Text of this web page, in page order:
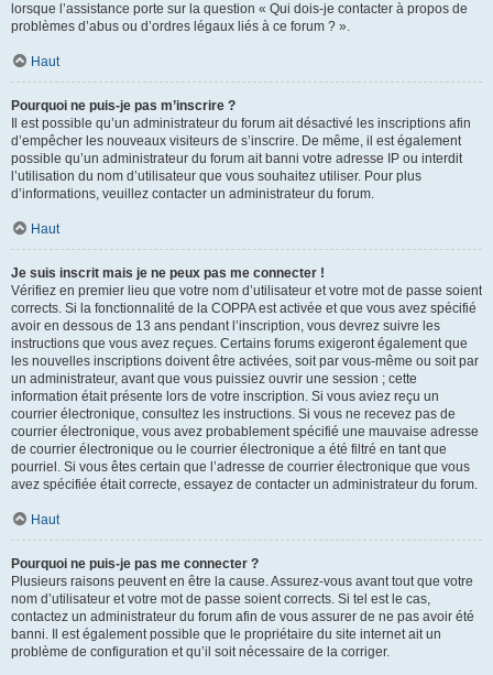
lorsque l’assistance porte sur la question « Qui dois-je contacter à propos de
problèmes d’abus ou d’ordres légaux liés à ce forum ? ».
Haut
Pourquoi ne puis-je pas m’inscrire ?
Il est possible qu’un administrateur du forum ait désactivé les inscriptions afin
d’empêcher les nouveaux visiteurs de s’inscrire. De même, il est également
possible qu’un administrateur du forum ait banni votre adresse IP ou interdit
l’utilisation du nom d’utilisateur que vous souhaitez utiliser. Pour plus
d’informations, veuillez contacter un administrateur du forum.
Haut
Je suis inscrit mais je ne peux pas me connecter !
Vérifiez en premier lieu que votre nom d’utilisateur et votre mot de passe soient
corrects. Si la fonctionnalité de la COPPA est activée et que vous avez spécifié
avoir en dessous de 13 ans pendant l’inscription, vous devrez suivre les
instructions que vous avez reçues. Certains forums exigeront également que
les nouvelles inscriptions doivent être activées, soit par vous-même ou soit par
un administrateur, avant que vous puissiez ouvrir une session ; cette
information était présente lors de votre inscription. Si vous aviez reçu un
courrier électronique, consultez les instructions. Si vous ne recevez pas de
courrier électronique, vous avez probablement spécifié une mauvaise adresse
de courrier électronique ou le courrier électronique a été filtré en tant que
pourriel. Si vous êtes certain que l’adresse de courrier électronique que vous
avez spécifiée était correcte, essayez de contacter un administrateur du forum.
Haut
Pourquoi ne puis-je pas me connecter ?
Plusieurs raisons peuvent en être la cause. Assurez-vous avant tout que votre
nom d’utilisateur et votre mot de passe soient corrects. Si tel est le cas,
contactez un administrateur du forum afin de vous assurer de ne pas avoir été
banni. Il est également possible que le propriétaire du site internet ait un
problème de configuration et qu’il soit nécessaire de la corriger.